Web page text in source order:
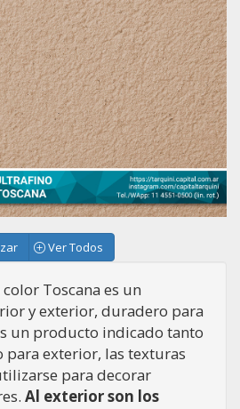
Ver Todos
Toscana es un
y exterior, duradero para
un producto indicado tanto
exterior, las texturas
para decorar
Al exterior son los